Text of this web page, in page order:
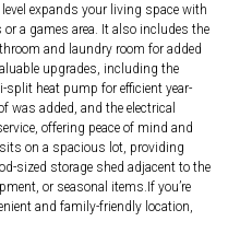
expands your living space with
a games area. It also includes the
and laundry room for added
upgrades, including the
heat pump for efficient year-
was added, and the electrical
offering peace of mind and
on a spacious lot, providing
sized storage shed adjacent to the
or seasonal items.If you’re
and family-friendly location,